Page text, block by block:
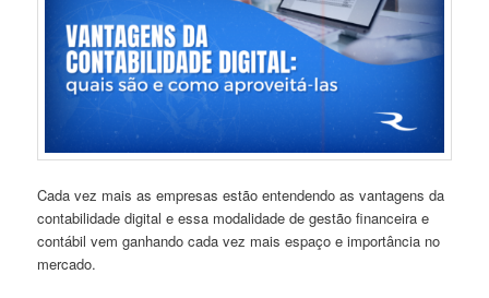
Cada vez mais as empresas estão entendendo as vantagens da
contabilidade digital e essa modalidade de gestão financeira e
contábil vem ganhando cada vez mais espaço e importância no
mercado.